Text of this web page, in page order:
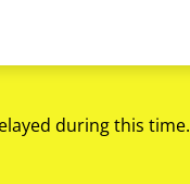
during this time.